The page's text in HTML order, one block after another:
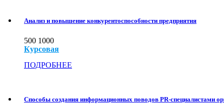
Анализ и повышение конкурентоспособности предприятия
500 1000
Курсовая
ПОДРОБНЕЕ
Способы создания информационных поводов PR-специалистами